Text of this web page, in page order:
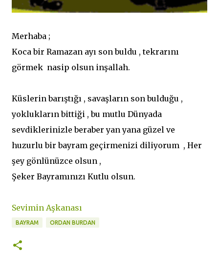
Merhaba ;
Koca bir Ramazan ayı son buldu , tekrarını
görmek nasip olsun inşallah.
Küslerin barıştığı , savaşların son bulduğu ,
yoklukların bittiği , bu mutlu Dünyada
sevdiklerinizle beraber yan yana güzel ve
huzurlu bir bayram geçirmenizi diliyorum , Her
şey gönlünüzce olsun ,
Şeker Bayramınızı Kutlu olsun.
Sevimin Aşkanası
BAYRAM ORDAN BURDAN